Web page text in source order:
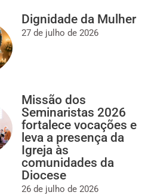
Dignidade da Mulher
27 de julho de 2026
Missão dos
Seminaristas 2026
fortalece vocações e
leva a presença da
Igreja às
comunidades da
Diocese
26 de julho de 2026